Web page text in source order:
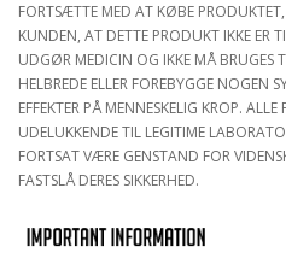
FORTSÆTTE MED AT KØBE PRODUKTET,
KUNDEN, AT DETTE PRODUKT IKKE ER
UDGØR MEDICIN OG IKKE MÅ BRUGES
HELBREDE ELLER FOREBYGGE NOGEN
EFFEKTER PÅ MENNESKELIG KROP.
UDELUKKENDE TIL LEGITIME
FORTSAT VÆRE GENSTAND FOR
FASTSLÅ DERES SIKKERHED.